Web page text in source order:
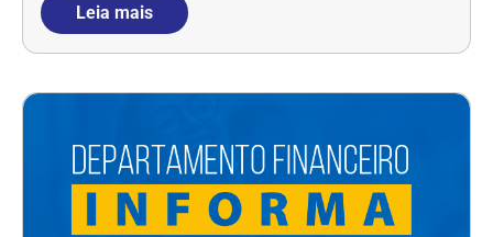
Leia mais